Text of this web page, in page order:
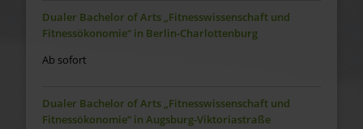
Dualer Bachelor of Arts „Fitnesswissenschaft und
Fitnessökonomie“ in Berlin-Charlottenburg
Ab sofort
Dualer Bachelor of Arts „Fitnesswissenschaft und
Fitnessökonomie“ in Augsburg-Viktoriastraße